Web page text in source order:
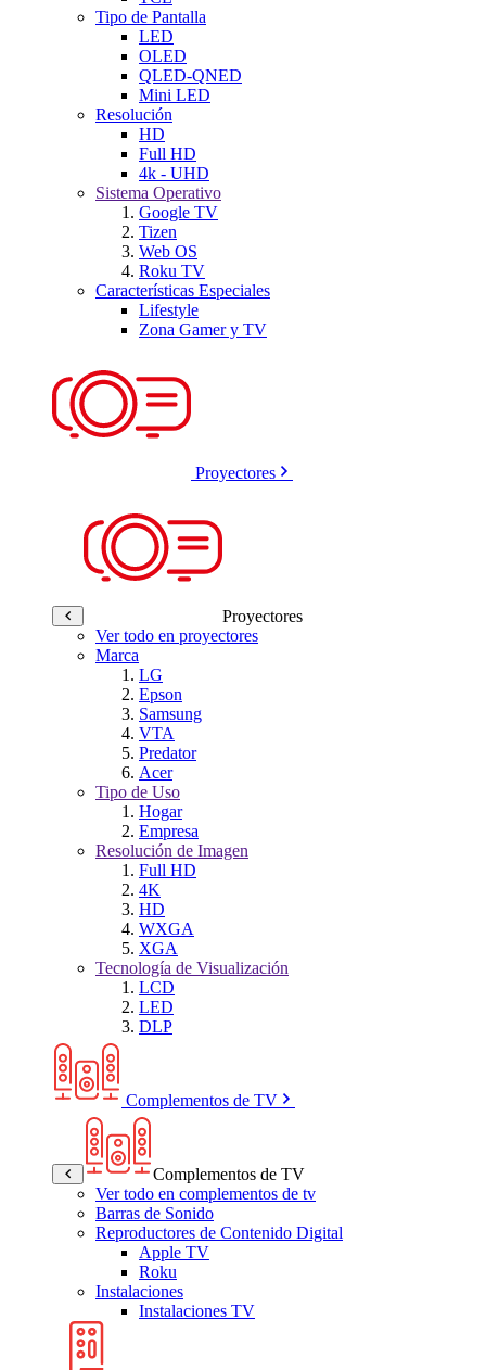
Tipo de Pantalla
LED
OLED
QLED-QNED
Mini LED
Resolución
HD
Full HD
4k - UHD
Sistema Operativo
Google TV
Tizen
Web OS
Roku TV
Características Especiales
Lifestyle
Zona Gamer y TV
Proyectores
Proyectores
Ver todo en proyectores
Marca
LG
Epson
Samsung
VTA
Predator
Acer
Tipo de Uso
Hogar
Empresa
Resolución de Imagen
Full HD
4K
HD
WXGA
XGA
Tecnología de Visualización
LCD
LED
DLP
Complementos de TV
Complementos de TV
Ver todo en complementos de tv
Barras de Sonido
Reproductores de Contenido Digital
Apple TV
Roku
Instalaciones
Instalaciones TV